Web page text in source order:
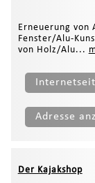
Erneuerung von
Fenster/Alu-
von Holz/Alu...
Adresse
Der Kajakshop